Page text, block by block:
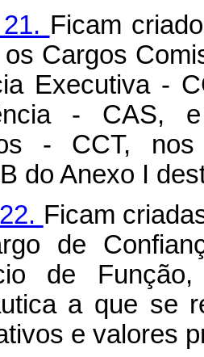
Ficam
Cargos
Executiva -
- CAS,
- CCT, nos
do Anexo I
Ficam
de
de
a que se
e valores